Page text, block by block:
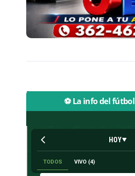
⚽ La info del fútbol